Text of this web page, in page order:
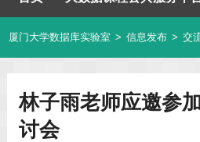
厦门大学数据库实验室 > 信息发布 > 交
林子雨老师应邀参
讨会